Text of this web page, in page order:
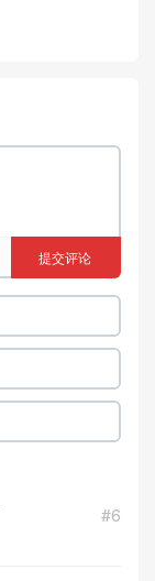
提交评论
#6